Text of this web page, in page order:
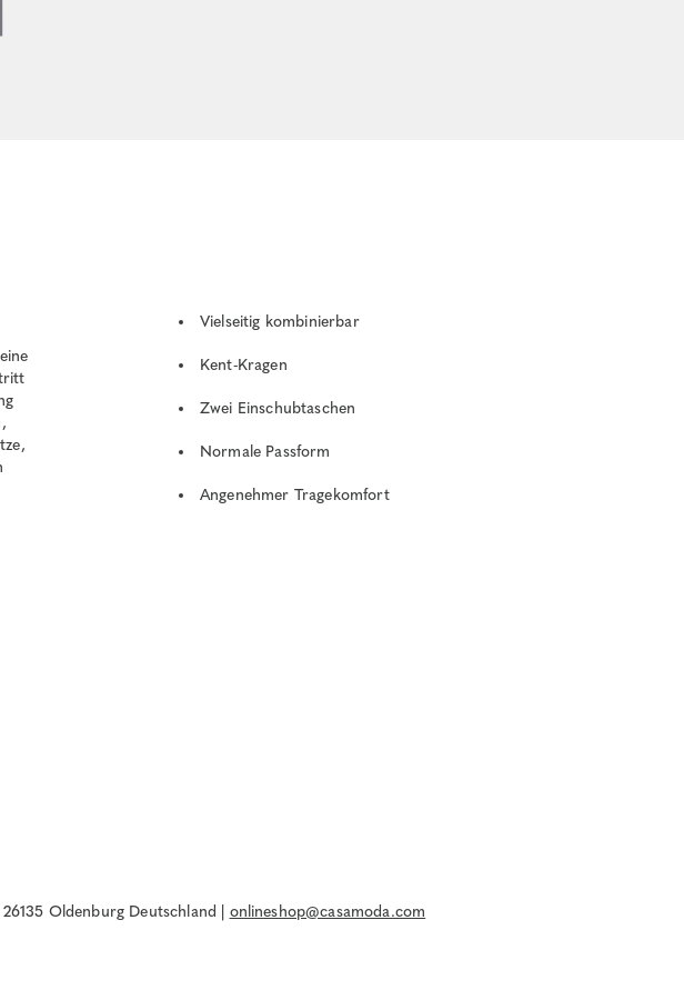
Vielseitig kombinierbar
Kent-Kragen
Zwei Einschubtaschen
Normale Passform
Angenehmer Tragekomfort
Oldenburg Deutschland | onlineshop@casamoda.com